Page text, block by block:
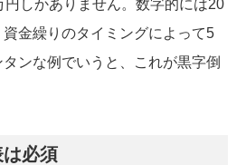
しかありません。数字的には20
金繰りのタイミングによって5
ンな例でいうと、これが黒字倒
必須